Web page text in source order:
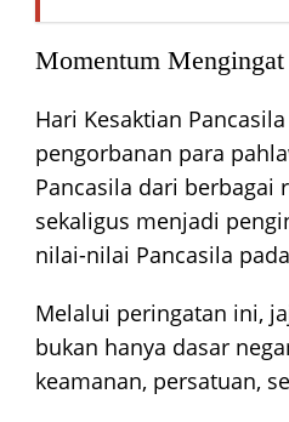
Momentum Mengingat
Hari Kesaktian
pengorbanan para
Pancasila dari berbagai
sekaligus menjadi
nilai-nilai Pancasila
Melalui peringatan ini,
bukan hanya dasar
keamanan, persatuan,